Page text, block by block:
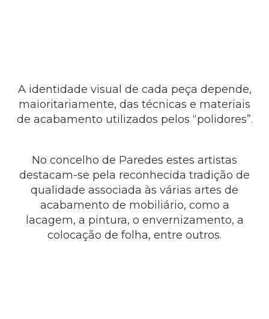
A identidade visual de cada peça depende,
maioritariamente, das técnicas e materiais
de acabamento utilizados pelos “polidores”.
No concelho de Paredes estes artistas
destacam-se pela reconhecida tradição de
qualidade associada às várias artes de
acabamento de mobiliário, como a
lacagem, a pintura, o envernizamento, a
colocação de folha, entre outros.